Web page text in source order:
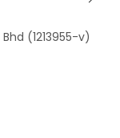
(1213955-v)